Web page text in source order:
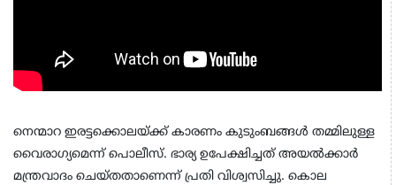
നെന്മാറ ഇരട്ടക്കൊലയ്ക്ക് കാരണം കുടുംബങ്ങള്‍ തമ്മിലുള്ള
വൈരാഗ്യമെന്ന് പൊലീസ്. ഭാര്യ ഉപേക്ഷിച്ചത് അയല്‍ക്കാര്‍
മന്ത്രവാദം ചെയ്തതാണെന്ന് പ്രതി വിശ്വസിച്ചു. കൊല